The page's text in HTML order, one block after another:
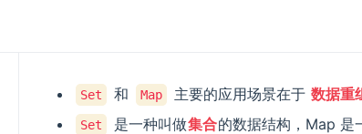
Set 和 Map 主要的应用场景在于 数据重
Set 是一种叫做集合的数据结构，Map 是